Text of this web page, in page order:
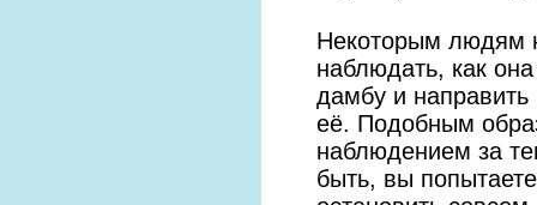
Некоторым людям
наблюдать, как
дамбу и направить
её. Подобным
наблюдением за
быть, вы